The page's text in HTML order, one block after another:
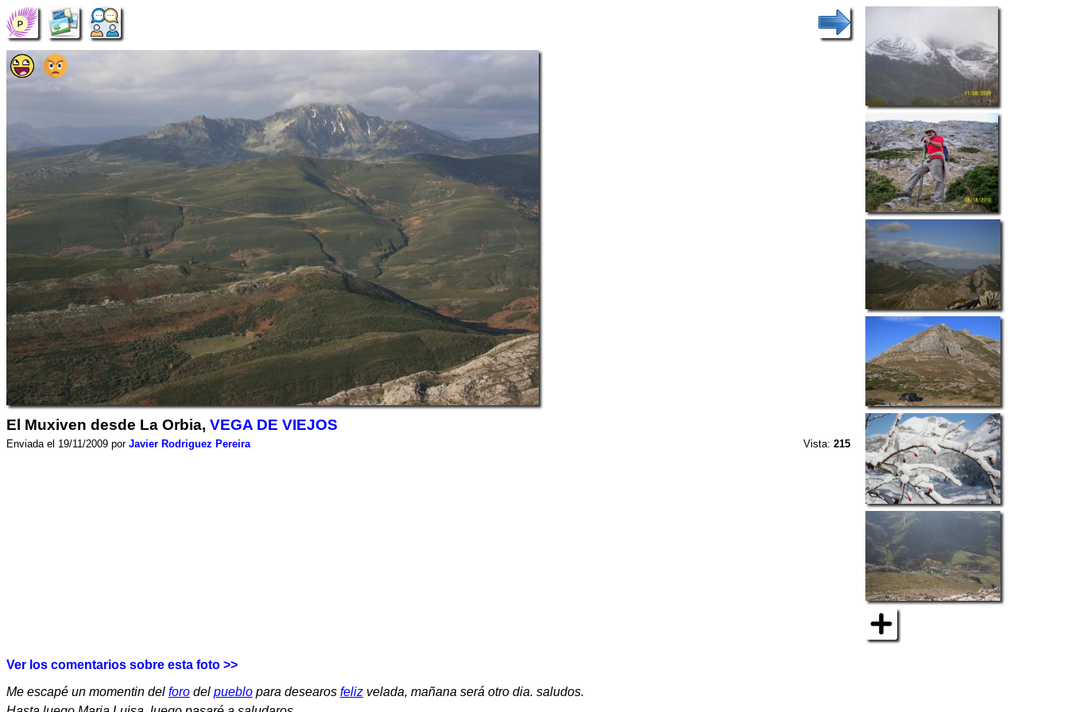
El Muxiven desde La Orbia, VEGA DE VIEJOS
Enviada el 19/11/2009 por Javier Rodriguez Pereira Vista:215
Ver los comentarios sobre esta foto >>
Me escapé un momentin del foro del pueblo para desearos feliz velada, mañana será otro dia. saludos.